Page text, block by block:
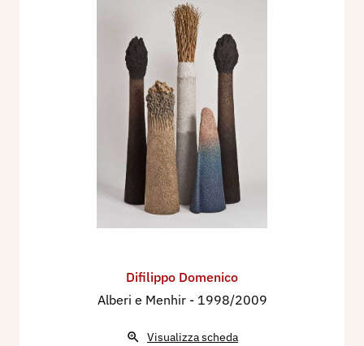
Difilippo Domenico
Alberi e Menhir - 1998/2009
Visualizza scheda